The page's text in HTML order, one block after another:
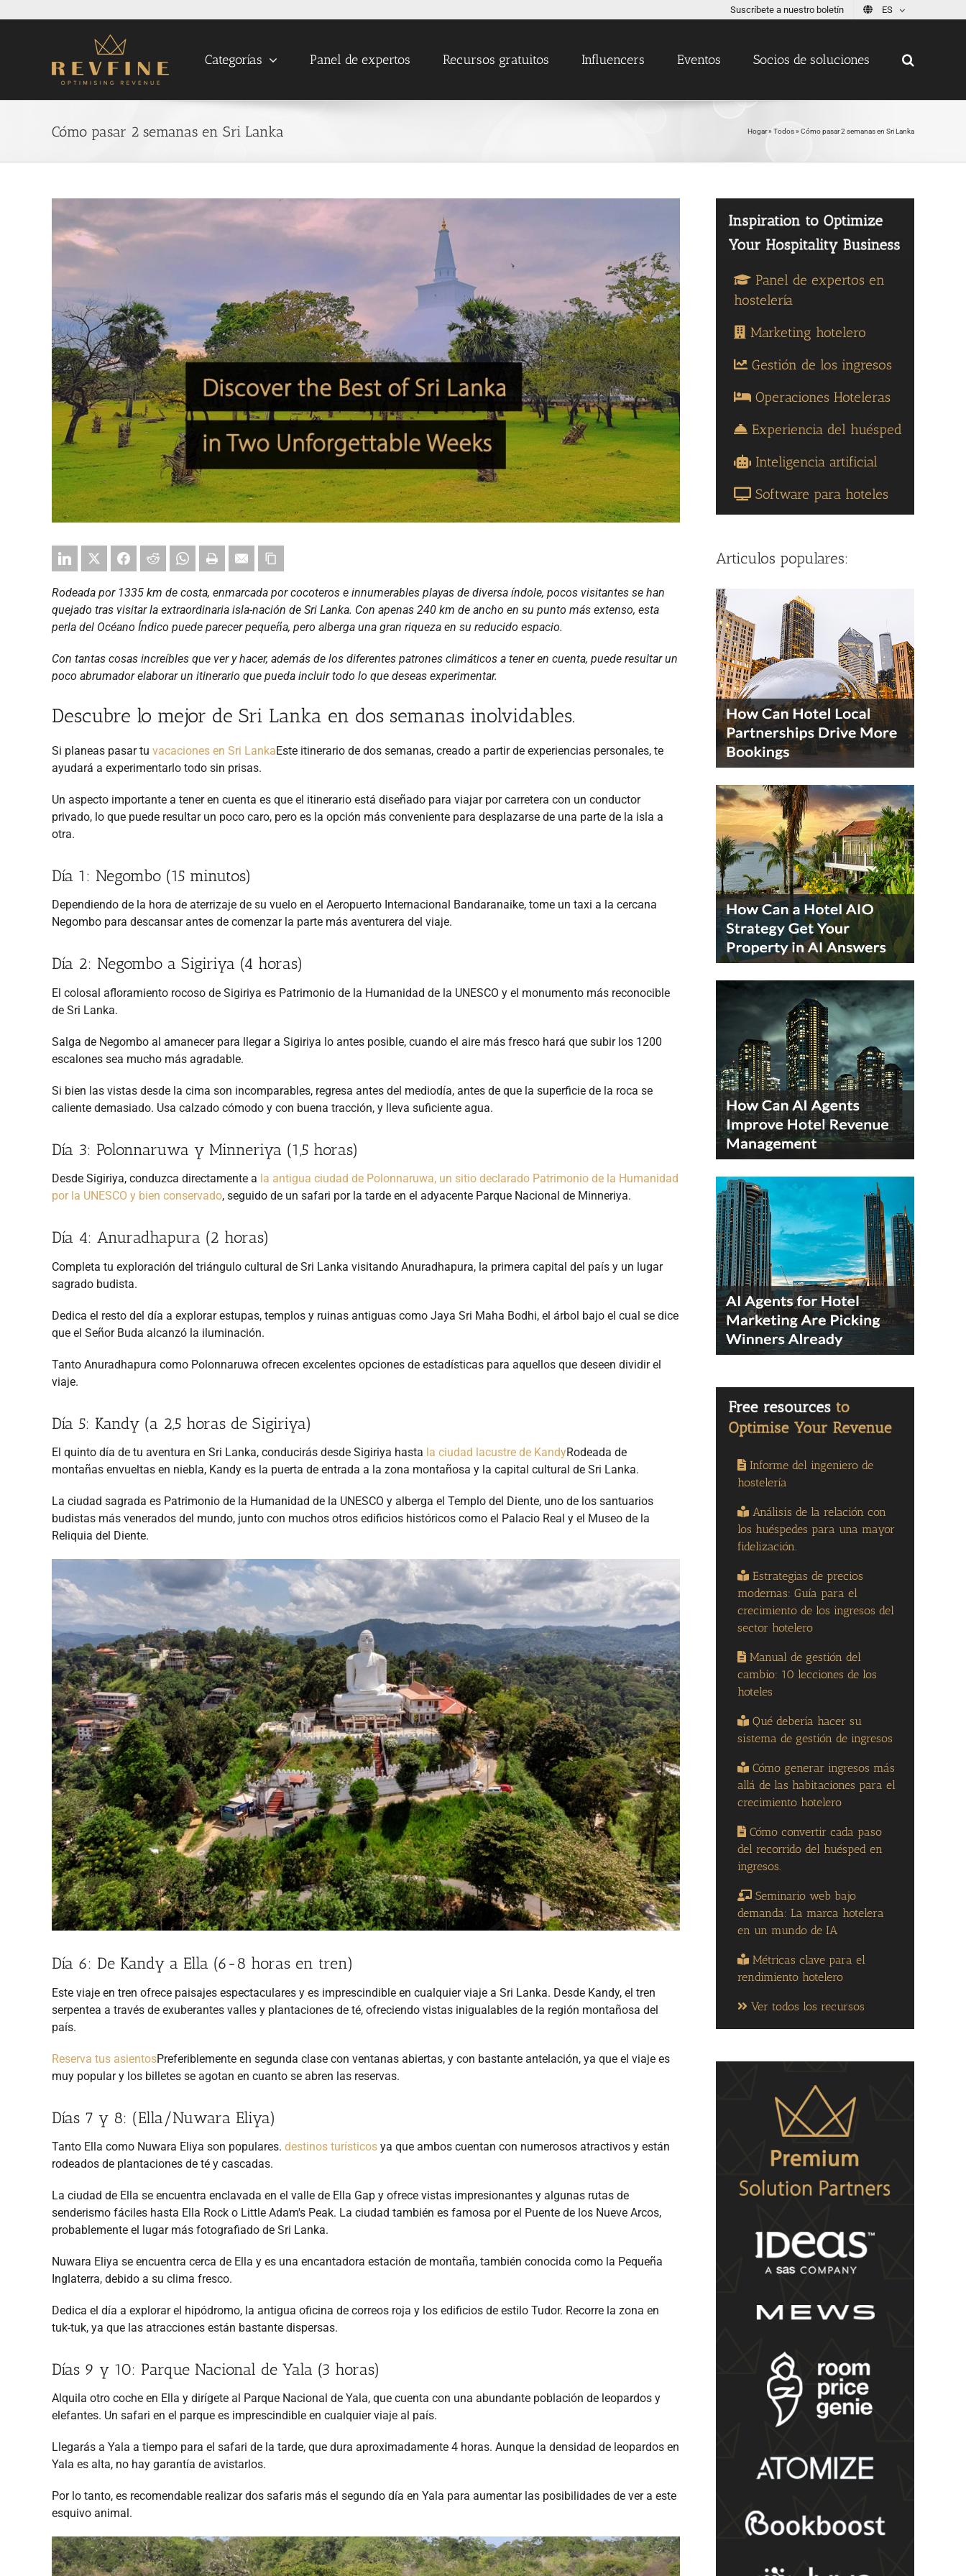
Suscríbete a nuestro boletín ES
Categorías Panel de expertos Recursos gratuitos Influencers Eventos Socios de soluciones
Cómo pasar 2 semanas en Sri Lanka Hogar» Todos» Cómo pasar 2 semanas en Sri Lanka
Image
Rodeada por 1335 km de costa, enmarcada por cocoteros e innumerables playas de diversa índole, pocos visitantes se han
quejado tras visitar la extraordinaria isla-nación de Sri Lanka. Con apenas 240 km de ancho en su punto más extenso, esta
perla del Océano Índico puede parecer pequeña, pero alberga una gran riqueza en su reducido espacio.
Con tantas cosas increíbles que ver y hacer, además de los diferentes patrones climáticos a tener en cuenta, puede resultar un
poco abrumador elaborar un itinerario que pueda incluir todo lo que deseas experimentar.
Descubre lo mejor de Sri Lanka en dos semanas inolvidables.
Si planeas pasar tu vacaciones en Sri LankaEste itinerario de dos semanas, creado a partir de experiencias personales, te
ayudará a experimentarlo todo sin prisas.
Un aspecto importante a tener en cuenta es que el itinerario está diseñado para viajar por carretera con un conductor
privado, lo que puede resultar un poco caro, pero es la opción más conveniente para desplazarse de una parte de la isla a
otra.
Día 1: Negombo (15 minutos)
Dependiendo de la hora de aterrizaje de su vuelo en el Aeropuerto Internacional Bandaranaike, tome un taxi a la cercana
Negombo para descansar antes de comenzar la parte más aventurera del viaje.
Día 2: Negombo a Sigiriya (4 horas)
El colosal afloramiento rocoso de Sigiriya es Patrimonio de la Humanidad de la UNESCO y el monumento más reconocible
de Sri Lanka.
Salga de Negombo al amanecer para llegar a Sigiriya lo antes posible, cuando el aire más fresco hará que subir los 1200
escalones sea mucho más agradable.
Si bien las vistas desde la cima son incomparables, regresa antes del mediodía, antes de que la superficie de la roca se
caliente demasiado. Usa calzado cómodo y con buena tracción, y lleva suficiente agua.
Día 3: Polonnaruwa y Minneriya (1,5 horas)
Desde Sigiriya, conduzca directamente a la antigua ciudad de Polonnaruwa, un sitio declarado Patrimonio de la Humanidad
por la UNESCO y bien conservado, seguido de un safari por la tarde en el adyacente Parque Nacional de Minneriya.
Día 4: Anuradhapura (2 horas)
Completa tu exploración del triángulo cultural de Sri Lanka visitando Anuradhapura, la primera capital del país y un lugar
sagrado budista.
Dedica el resto del día a explorar estupas, templos y ruinas antiguas como Jaya Sri Maha Bodhi, el árbol bajo el cual se dice
que el Señor Buda alcanzó la iluminación.
Tanto Anuradhapura como Polonnaruwa ofrecen excelentes opciones de estadísticas para aquellos que deseen dividir el
viaje.
Día 5: Kandy (a 2,5 horas de Sigiriya)
El quinto día de tu aventura en Sri Lanka, conducirás desde Sigiriya hasta la ciudad lacustre de KandyRodeada de
montañas envueltas en niebla, Kandy es la puerta de entrada a la zona montañosa y la capital cultural de Sri Lanka.
La ciudad sagrada es Patrimonio de la Humanidad de la UNESCO y alberga el Templo del Diente, uno de los santuarios
budistas más venerados del mundo, junto con muchos otros edificios históricos como el Palacio Real y el Museo de la
Reliquia del Diente.
Día 6: De Kandy a Ella (6-8 horas en tren)
Este viaje en tren ofrece paisajes espectaculares y es imprescindible en cualquier viaje a Sri Lanka. Desde Kandy, el tren
serpentea a través de exuberantes valles y plantaciones de té, ofreciendo vistas inigualables de la región montañosa del
país.
Reserva tus asientosPreferiblemente en segunda clase con ventanas abiertas, y con bastante antelación, ya que el viaje es
muy popular y los billetes se agotan en cuanto se abren las reservas.
Días 7 y 8: (Ella/Nuwara Eliya)
Tanto Ella como Nuwara Eliya son populares. destinos turísticos ya que ambos cuentan con numerosos atractivos y están
rodeados de plantaciones de té y cascadas.
La ciudad de Ella se encuentra enclavada en el valle de Ella Gap y ofrece vistas impresionantes y algunas rutas de
senderismo fáciles hasta Ella Rock o Little Adam's Peak. La ciudad también es famosa por el Puente de los Nueve Arcos,
probablemente el lugar más fotografiado de Sri Lanka.
Nuwara Eliya se encuentra cerca de Ella y es una encantadora estación de montaña, también conocida como la Pequeña
Inglaterra, debido a su clima fresco.
Dedica el día a explorar el hipódromo, la antigua oficina de correos roja y los edificios de estilo Tudor. Recorre la zona en
tuk-tuk, ya que las atracciones están bastante dispersas.
Días 9 y 10: Parque Nacional de Yala (3 horas)
Alquila otro coche en Ella y dirígete al Parque Nacional de Yala, que cuenta con una abundante población de leopardos y
elefantes. Un safari en el parque es imprescindible en cualquier viaje al país.
Llegarás a Yala a tiempo para el safari de la tarde, que dura aproximadamente 4 horas. Aunque la densidad de leopardos en
Yala es alta, no hay garantía de avistarlos.
Por lo tanto, es recomendable realizar dos safaris más el segundo día en Yala para aumentar las posibilidades de ver a este
esquivo animal.
Panel de expertos en
hostelería
Marketing hotelero
Gestión de los ingresos
Operaciones Hoteleras
Experiencia del huésped
Inteligencia artificial
Software para hoteles
Articulos populares:
Informe del ingeniero de
hostelería
Análisis de la relación con
los huéspedes para una mayor
fidelización.
Estrategias de precios
modernas: Guía para el
crecimiento de los ingresos del
sector hotelero
Manual de gestión del
cambio: 10 lecciones de los
hoteles
Qué debería hacer su
sistema de gestión de ingresos
Cómo generar ingresos más
allá de las habitaciones para el
crecimiento hotelero
Cómo convertir cada paso
del recorrido del huésped en
ingresos.
Seminario web bajo
demanda: La marca hotelera
en un mundo de IA
Métricas clave para el
rendimiento hotelero
Ver todos los recursos